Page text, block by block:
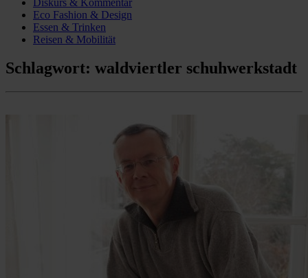
Eco Fashion & Design
Essen & Trinken
Reisen & Mobilität
Schlagwort: waldviertler schuhwerkstadt